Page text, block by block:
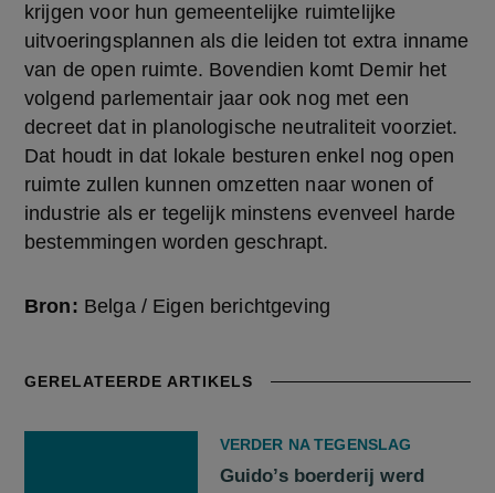
krijgen voor hun gemeentelijke ruimtelijke
uitvoeringsplannen als die leiden tot extra inname
van de open ruimte. Bovendien komt Demir het
volgend parlementair jaar ook nog met een
decreet dat in planologische neutraliteit voorziet.
Dat houdt in dat lokale besturen enkel nog open
ruimte zullen kunnen omzetten naar wonen of
industrie als er tegelijk minstens evenveel harde
bestemmingen worden geschrapt.
Bron: Belga / Eigen berichtgeving
GERELATEERDE ARTIKELS
VERDER NA TEGENSLAG
Guido’s boerderij werd